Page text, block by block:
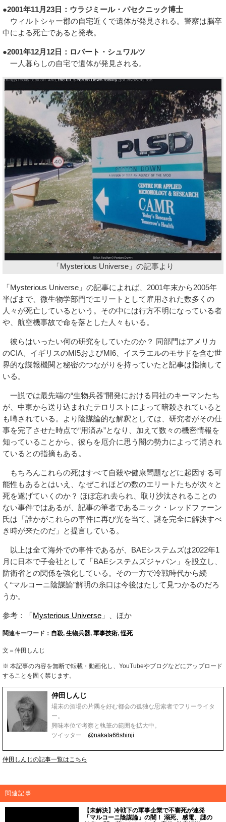
●2001年11月23日：ウラジミール・パセクニック博士
ウィルトシャー郡の自宅近くで遺体が発見される。警察は脳卒
中による死亡であると発表。
●2001年12月12日：ロバート・シュワルツ
一人暮らしの自宅で遺体が発見される。
「Mysterious Universe」の記事より
「Mysterious Universe」の記事によれば、2001年末から2005年
半ばまで、微生物学部門でエリートとして雇用された数多くの
人々が死亡しているという。その中には行方不明になっている者
や、航空機事故で命を落とした人々もいる。
彼らはいったい何の研究をしていたのか？ 同部門はアメリカ
のCIA、イギリスのMI5およびMI6、イスラエルのモサドを含む世
界的な諜報機関と秘密のつながりを持っていたと記事は指摘して
いる。
一説では最先端の“生物兵器”開発における同社のキーマンたち
が、中東から送り込まれたテロリストによって暗殺されていると
も噂されている。より陰謀論的な解釈としては、研究者がその仕
事を完了させた時点で“用済み”となり、加えて数々の機密情報を
知っていることから、彼らを厄介に思う闇の勢力によって消され
ているとの指摘もある。
もちろんこれらの死はすべて自殺や健康問題などに起因する可
能性もあるとはいえ、なぜこれほどの数のエリートたちが次々と
死を遂げていくのか？ ほぼ忘れ去られ、取り沙汰されることの
ない事件ではあるが、記事の筆者であるニック・レッドファーン
氏は「誰かがこれらの事件に再び光を当て、謎を完全に解決すべ
き時が来たのだ」と提言している。
以上は全て海外での事件であるが、BAEシステムズは2022年1
月に日本で子会社として「BAEシステムズジャパン」を設立し、
防衛省との関係を強化している。その一方で冷戦時代から続
く“マルコーニ陰謀論”解明の糸口は今後はたして見つかるのだろ
うか。
参考：「Mysterious Universe 」、ほか
関連キーワード： 自殺, 生物兵器, 軍事技術,怪死
文＝仲田しんじ
※ 本記事の内容を無断で転載・動画化し、YouTubeやブログなどにアップロード
することを固く禁じます。
仲田しんじ
場末の酒場の片隅を好む都会の孤独な思索者でフリーライタ
ー。
興味本位で考察と執筆の範囲を拡大中。
ツイッター @nakata66shinji
仲田しんじの記事一覧はこちら
関連記事
【未解決】冷戦下の軍事企業で不審死が連発
「マルコーニ陰謀論」の闇！ 溺死、感電、謎の